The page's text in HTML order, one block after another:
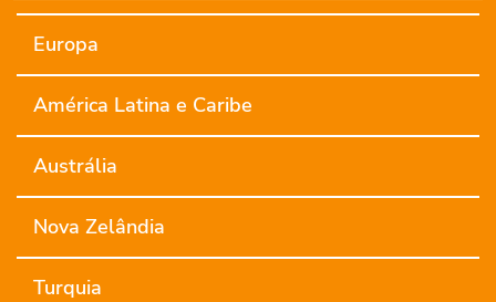
Europa
América Latina e Caribe
Austrália
Nova Zelândia
Turquia